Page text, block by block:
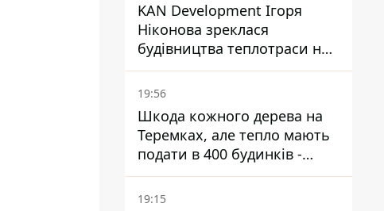
KAN Development Ігоря
Ніконова зреклася
будівництва теплотраси на
Теремках
19:56
Шкода кожного дерева на
Теремках, але тепло мають
подати в 400 будинків -
депутатка Київради
19:15